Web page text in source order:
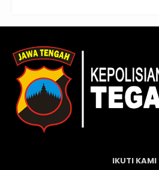
IKUTI KAMI